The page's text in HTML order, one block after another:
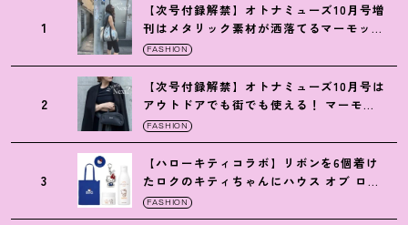
1
【次号付録解禁】オトナミューズ10月号増
刊はメタリック素材が洒落てるマーモット
の保冷バッグ
FASHION
2
【次号付録解禁】オトナミューズ10月号は
アウトドアでも街でも使える ！ マーモッ
トの黒ショルダー
FASHION
3
【ハローキティコラボ】リボンを6個着け
たロクのキティちゃんにハウス オブ ロー
ゼの限定パケも
FASHION